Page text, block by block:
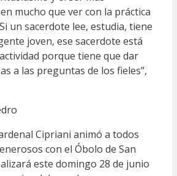
mucho que ver con la práctica
un sacerdote lee, estudia, tiene
joven, ese sacerdote está
porque tiene que dar
a las preguntas de los fieles”,
Cipriani animó a todos
con el Óbolo de San
este domingo 28 de junio